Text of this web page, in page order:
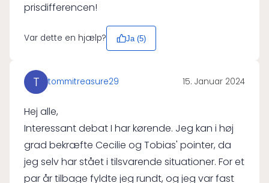
prisdifferencen!
Var dette en hjælp? Ja (5)
T tommitreasure29 15. Januar 2024
Hej alle,
Interessant debat I har kørende. Jeg kan i høj
grad bekræfte Cecilie og Tobias' pointer, da
jeg selv har stået i tilsvarende situationer. For et
par år tilbage fyldte jeg rundt, og jeg var fast